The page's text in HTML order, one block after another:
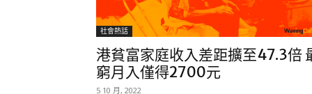
社會熱話
港貧富家庭收入差距擴至47.3倍
窮月入僅得2700元
5 10 月, 2022